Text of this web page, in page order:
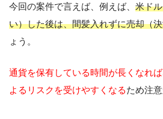
今回の案件で言えば、例えば、 米ド
い）した後は、間髪入れずに売却（
ょう。
通貨を保有している時間が長くなれ
よるリスクを受けやすくなるため注